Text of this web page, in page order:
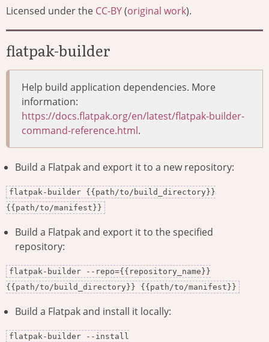
Licensed under the CC-BY(original work).
flatpak-builder
Help build application dependencies. More
information:
https://docs.flatpak.org/en/latest/flatpak-builder-
command-reference.html.
Build a Flatpak and export it to a new repository:
flatpak-builder {{path/to/build_directory}}
{{path/to/manifest}}
Build a Flatpak and export it to the specified
repository:
flatpak-builder --repo={{repository_name}}
{{path/to/build_directory}} {{path/to/manifest}}
Build a Flatpak and install it locally:
flatpak-builder --install